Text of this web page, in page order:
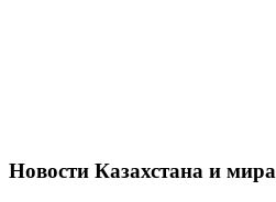
Новости Казахстана и мира